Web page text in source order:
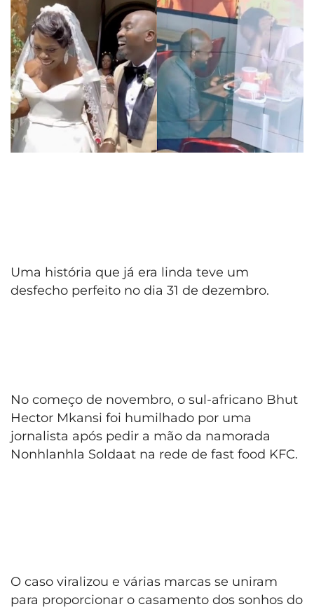
Uma história que já era linda teve um
desfecho perfeito no dia 31 de dezembro.
No começo de novembro, o sul-africano Bhut
Hector Mkansi foi humilhado por uma
jornalista após pedir a mão da namorada
Nonhlanhla Soldaat na rede de fast food KFC.
O caso viralizou e várias marcas se uniram
para proporcionar o casamento dos sonhos do